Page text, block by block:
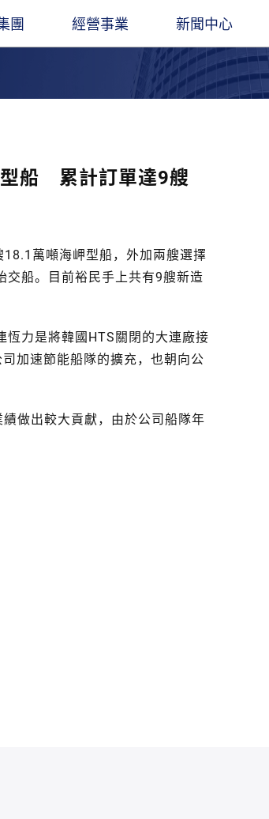
團
隊
企業總覽​
大事紀要
經營事業
電信科技
百貨零售
觀光旅館
水泥建材
社會公益
新聞中心
最新消息
線上刊物
刊
ESG
創新能力
船 累計訂單達9艘
萬噸海岬型船，外加兩艘選擇
船。目前裕民手上共有9艘新造
力是將韓國HTS關閉的大連廠接
加速節能船隊的擴充，也朝向公
做出較大貢獻，由於公司船隊年